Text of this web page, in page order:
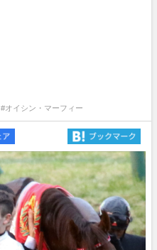
#オイシン・マーフィー